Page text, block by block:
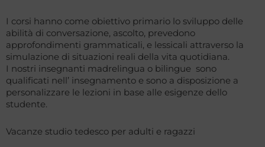
I corsi hanno come obiettivo primario lo sviluppo delle
abilità di conversazione, ascolto, prevedono
approfondimenti grammaticali, e lessicali attraverso la
simulazione di situazioni reali della vita quotidiana.
I nostri insegnanti madrelingua o bilingue sono
qualificati nell’ insegnamento e sono a disposizione a
personalizzare le lezioni in base alle esigenze dello
studente.
Vacanze studio tedesco per adulti e ragazzi